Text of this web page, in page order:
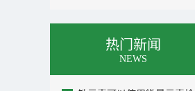
热门新闻
NEWS